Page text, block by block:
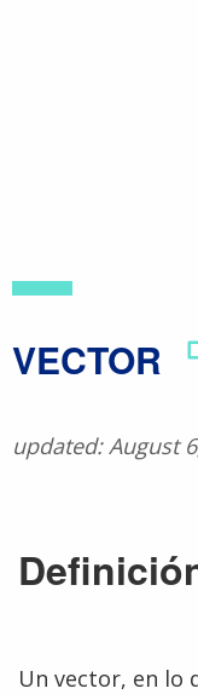
​VECTOR
updated: August
Un vector, en lo